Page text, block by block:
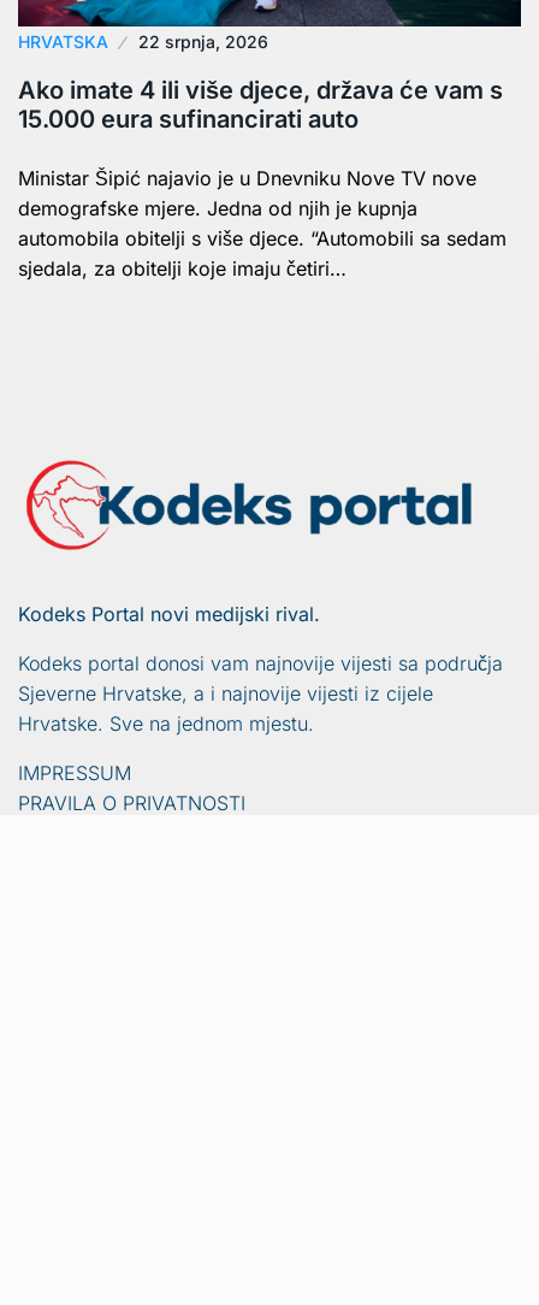
HRVATSKA 22 srpnja, 2026
Ako imate 4 ili više djece, država će vam s
15.000 eura sufinancirati auto
Ministar Šipić najavio je u Dnevniku Nove TV nove
demografske mjere. Jedna od njih je kupnja
automobila obitelji s više djece. “Automobili sa sedam
sjedala, za obitelji koje imaju četiri…
Kodeks Portal novi medijski rival.
Kodeks portal donosi vam najnovije vijesti sa područja
Sjeverne Hrvatske, a i najnovije vijesti iz cijele
Hrvatske. Sve na jednom mjestu.
IMPRESSUM
PRAVILA O PRIVATNOSTI